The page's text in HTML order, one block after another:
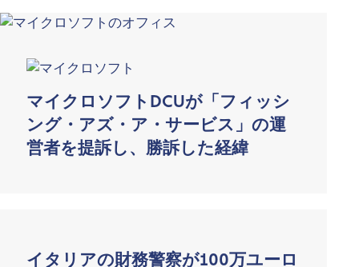
マイクロソフトDCUが「フィッシ
ング・アズ・ア・サービス」の運
営者を提訴し、勝訴した経緯
イタリアの財務警察が100万ユーロ